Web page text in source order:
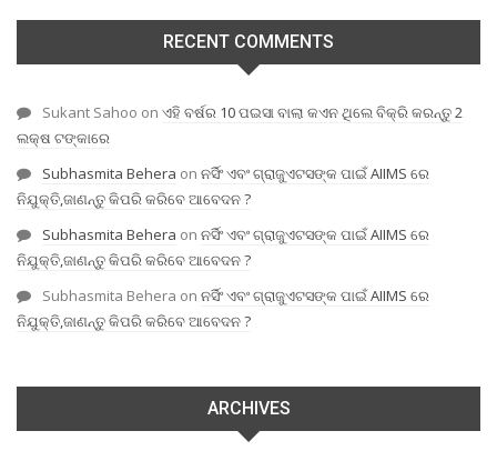
RECENT COMMENTS
Sukant Sahoo on ଏହି ବର୍ଷର 10 ପଇସା ବାଲା କଏନ ଥିଲେ ବିକ୍ରି କରନ୍ତୁ 2
ଲକ୍ଷ ଟଙ୍କାରେ
Subhasmita Behera on ନର୍ସିଂ ଏବଂ ଗ୍ରାଜୁଏଟସଙ୍କ ପାଇଁ AIIMS ରେ
ନିଯୁକ୍ତି,ଜାଣନ୍ତୁ କିପରି କରିବେ ଆବେଦନ ?
Subhasmita Behera on ନର୍ସିଂ ଏବଂ ଗ୍ରାଜୁଏଟସଙ୍କ ପାଇଁ AIIMS ରେ
ନିଯୁକ୍ତି,ଜାଣନ୍ତୁ କିପରି କରିବେ ଆବେଦନ ?
Subhasmita Behera on ନର୍ସିଂ ଏବଂ ଗ୍ରାଜୁଏଟସଙ୍କ ପାଇଁ AIIMS ରେ
ନିଯୁକ୍ତି,ଜାଣନ୍ତୁ କିପରି କରିବେ ଆବେଦନ ?
ARCHIVES